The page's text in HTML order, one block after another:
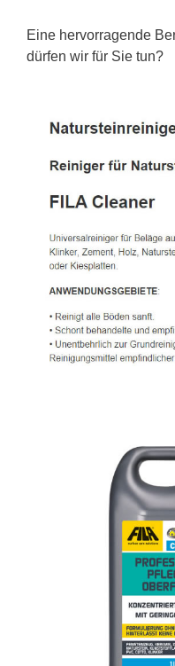
Eine hervorragende
dürfen wir für Sie tun?